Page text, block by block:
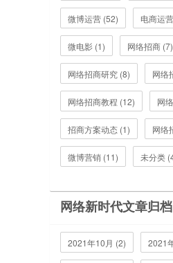
微博运营 (52) 电商运
微电影 (1) 网络招商 (7)
网络招商研究 (8) 网络
网络招商教程 (12) 网
招商方案动态 (1) 网络
微博营销 (11) 未分类
网络新时代文章归档
2021年10月 (2) 2021